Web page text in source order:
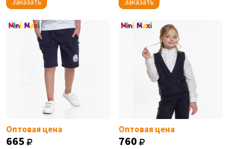
Оптовая цена
665
Оптовая цена
760